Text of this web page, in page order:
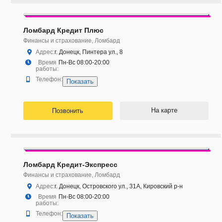
Ломбард Кредит Плюс
Финансы и страхование, Ломбард
Адрес:г. Донецк, Пинтера ул., 8
Время
работы:
Пн-Вс 08:00-20:00
Телефон: Показать
Позвонить На карте
Ломбард Кредит-Экспресс
Финансы и страхование, Ломбард
Адрес:г. Донецк, Островского ул., 31А, Кировский р-н
Время
работы:
Пн-Вс 08:00-20:00
Телефон: Показать